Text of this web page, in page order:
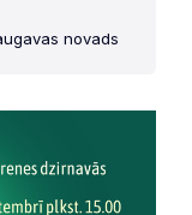
novads